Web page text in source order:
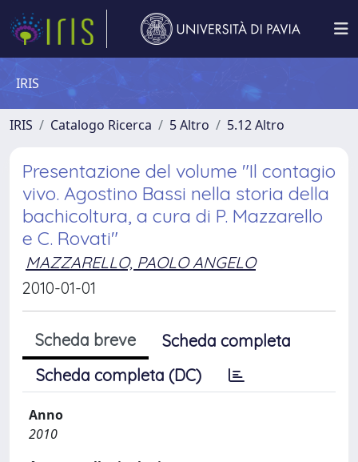
IRIS
IRIS Catalogo Ricerca 5 Altro 5.12 Altro
Presentazione del volume "Il contagio
vivo. Agostino Bassi nella storia della
bachicoltura, a cura di P. Mazzarello
e C. Rovati"
MAZZARELLO, PAOLO ANGELO
2010-01-01
Scheda breve
Scheda completa
Scheda completa (DC)
Anno
2010